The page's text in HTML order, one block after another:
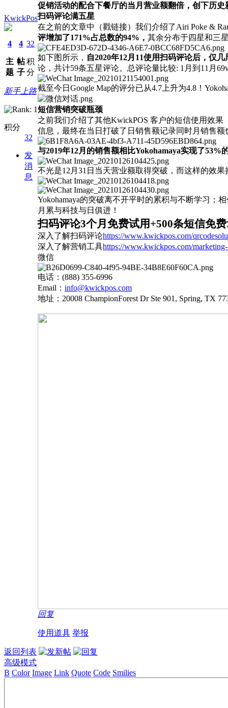
KwickPos
4
主
题
4
帖
子
32
积
分
新手上路
积分
32
发
消
息
促销活动的配合下餐厅的当月营业额翻倍，创下历史
扫码评论满五星
在之前的文章中（戳链接）我们介绍了Airi Poke &
评增加了171%占总数的94%， 其余分布于四星和三
如下图所示， 自2020年12月11使用扫码评论后，仅
论，共计59条五星评论。总评论量比较: 1月到11月
截至今日 Google Map的评分已从4.7上升为4.8！
短信营销突破瓶颈
之前我们介绍了其他KwickPOS 客户的短信使用效果
信息，最终在当日打破了日销售额记录同时月销售额
与2019年12月的销售额相比Yokohamaya实现了53%
不光是12月31日当天营业额取得突破，而这样的效
Yokohamaya的突破离不开平时的累积与不断学习；
月累与科技与日俱进！
扫码评论3个月免费试用+500条短信免
深入了解扫码评论https://www.kwickpos.com/
深入了解营销工具https://www.kwickpos.com/
微信
电话： (888) 355-6996
Email： info@kwickpos.com
地址： 20008 ChampionForest Dr Ste 901, Spring, TX
回复
使用道具 举报
返回列表
高级模式
B Color Image Link Quote Code Smilies